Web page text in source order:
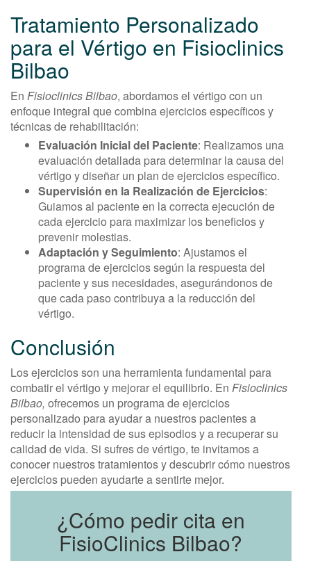
Tratamiento Personalizado
para el Vértigo en Fisioclinics
Bilbao
En Fisioclinics Bilbao, abordamos el vértigo con un
enfoque integral que combina ejercicios específicos y
técnicas de rehabilitación:
Evaluación Inicial del Paciente: Realizamos una
evaluación detallada para determinar la causa del
vértigo y diseñar un plan de ejercicios específico.
Supervisión en la Realización de Ejercicios:
Guiamos al paciente en la correcta ejecución de
cada ejercicio para maximizar los beneficios y
prevenir molestias.
Adaptación y Seguimiento: Ajustamos el
programa de ejercicios según la respuesta del
paciente y sus necesidades, asegurándonos de
que cada paso contribuya a la reducción del
vértigo.
Conclusión
Los ejercicios son una herramienta fundamental para
combatir el vértigo y mejorar el equilibrio. En Fisioclinics
Bilbao, ofrecemos un programa de ejercicios
personalizado para ayudar a nuestros pacientes a
reducir la intensidad de sus episodios y a recuperar su
calidad de vida. Si sufres de vértigo, te invitamos a
conocer nuestros tratamientos y descubrir cómo nuestros
ejercicios pueden ayudarte a sentirte mejor.
¿Cómo pedir cita en
FisioClinics Bilbao?